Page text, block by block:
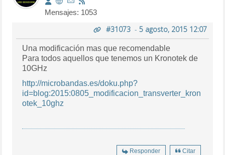
Mensajes: 1053
#31073- 5 agosto, 2015 12:07
Una modificación mas que recomendable
Para todos aquellos que tenemos un Kronotek de
10GHz
http://microbandas.es/doku.php?
id=blog:2015:0805_modificacion_transverter_kron
otek_10ghz
Responder Citar